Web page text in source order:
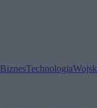
BiznesTechnologia